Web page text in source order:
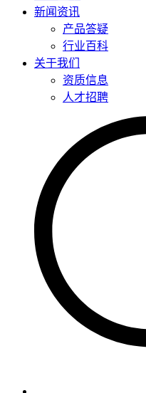
新闻资讯
产品答疑
行业百科
关于我们
资质信息
人才招聘